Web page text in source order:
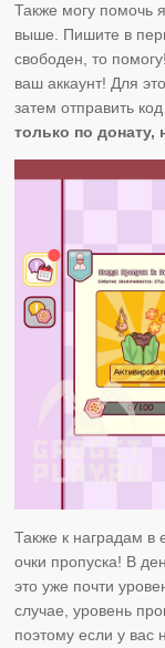
Также могу помочь
выше. Пишите в
свободен, то
ваш аккаунт! Для
затем отправить
только по донату,
Также к наградам в
очки пропуска! В
это уже почти
случае, уровень
поэтому если у вас